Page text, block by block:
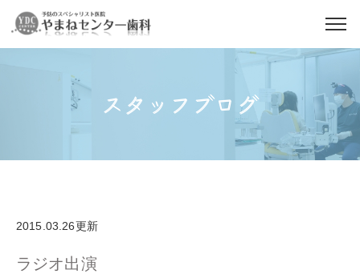
スタッフブログ
2015.03.26更新
ラジオ出演